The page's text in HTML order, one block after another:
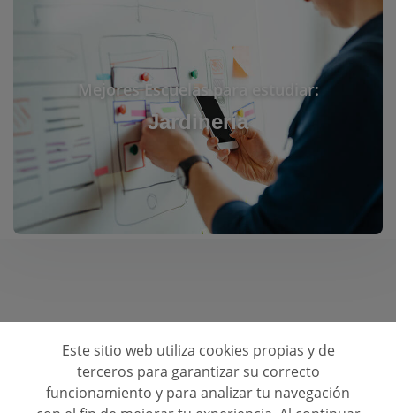
Mejores Escuelas para estudiar:
Jardinería
Consulta opiniones de centros de formación
Quienes Somos
Este sitio web utiliza cookies propias y de
terceros para garantizar su correcto
funcionamiento y para analizar tu navegación